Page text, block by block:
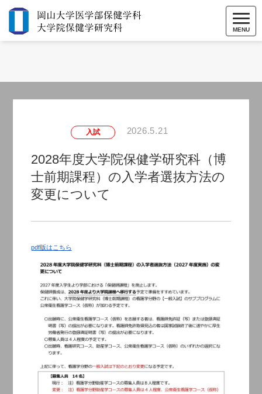
MENU
入試 2026.5.21
2028年度大学院保健学研究科（博
士前期課程）の入学者選抜方法の
変更について
pdf版はこちら